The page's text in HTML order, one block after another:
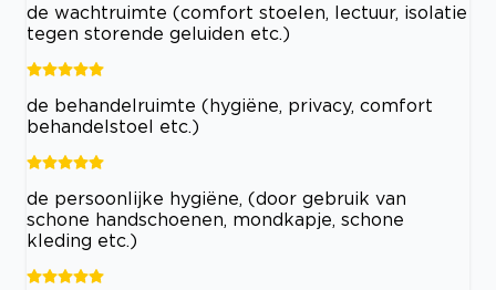
de wachtruimte (comfort stoelen, lectuur, isolatie
tegen storende geluiden etc.)
de behandelruimte (hygiëne, privacy, comfort
behandelstoel etc.)
de persoonlijke hygiëne, (door gebruik van
schone handschoenen, mondkapje, schone
kleding etc.)